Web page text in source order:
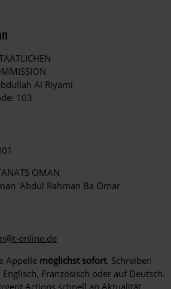
Al Riyami
103
OMAN
'Abdul Rahman Ba Omar
online.de
Appelle möglichst sofort. Schreiben
Französisch oder auf Deutsch.